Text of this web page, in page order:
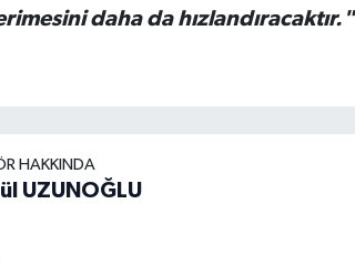
daha da hızlandıracaktır."
HAKKINDA
UZUNOĞLU